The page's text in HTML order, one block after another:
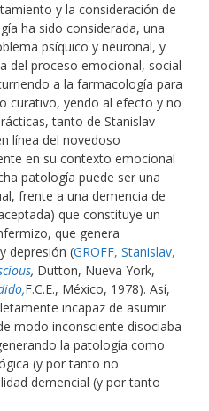
y la consideración de
ha sido considerada, una
psíquico y neuronal, y
del proceso emocional, social
a la farmacología para
curativo, yendo al efecto y no
tanto de Stanislav
línea del novedoso
en su contexto emocional
patología puede ser una
frente a una demencia de
que constituye un
que genera
depresión (GROFF, Stanislav,
, Dutton, Nueva York,
F.C.E., México, 1978). Así,
incapaz de asumir
modo inconsciente disociaba
la patología como
(y por tanto no
demencial (y por tanto